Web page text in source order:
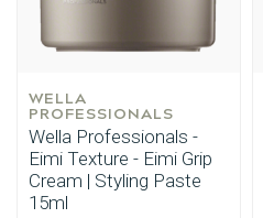
WELLA
PROFESSIONALS
Wella Professionals -
Eimi Texture - Eimi Grip
Cream | Styling Paste
15ml